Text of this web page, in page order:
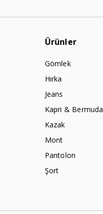
Ürünler
Gömlek
Hırka
Jeans
Kapri & Bermuda
Kazak
Mont
Pantolon
Şort